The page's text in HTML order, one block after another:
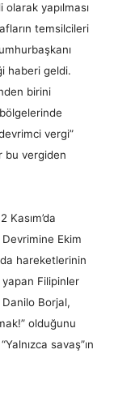
yapılması
temsilcileri
haberi geldi.
birini
vergi”
bu vergiden
Kasım’da
Devrimine Ekim
hareketlerinin
Filipinler
Borjal,
olduğunu
savaş”ın